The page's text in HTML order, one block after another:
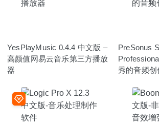
YesPlayMusic 0.4.4 中文版 –
高颜值网易云音乐第三方播放
器
PreSonus
秀的音频